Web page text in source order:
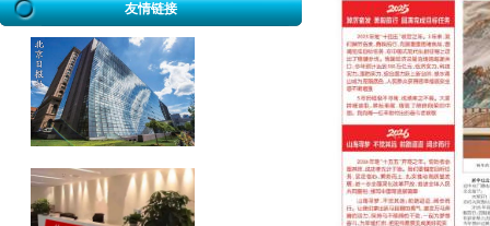
开业公告、破产公告、协查公告
冒用声明、致歉公告、招标公告
企业迁址公告、房屋权属转移公告
股权转让公告、解除合同公告等
公告发布热线：010-61429368
友情链接